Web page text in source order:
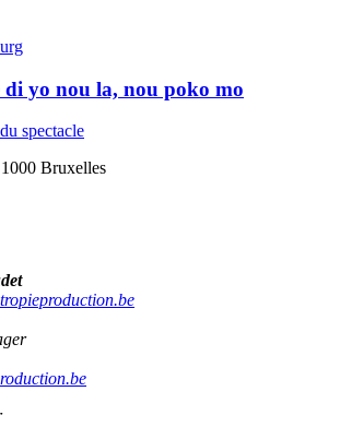
di yo nou la, nou poko mo
spectacle
Bruxelles